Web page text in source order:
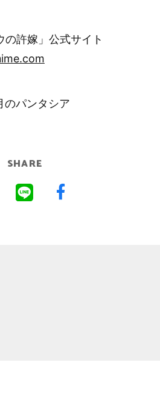
許嫁」公式サイト
のパンタシア
SHARE